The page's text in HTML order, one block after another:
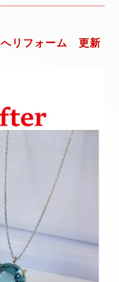
へリフォーム 更新